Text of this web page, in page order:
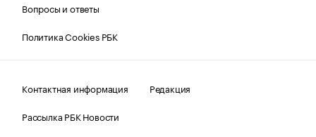
Вопросы и ответы
Политика Cookies РБК
Контактная информация
Редакция
Рассылка РБК Новости